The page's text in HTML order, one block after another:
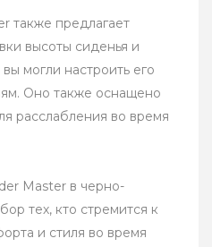
также предлагает
высоты сиденья и
могли настроить его
Оно также оснащено
расслабления во время
Master в черно-
тех, кто стремится к
и стиля во время